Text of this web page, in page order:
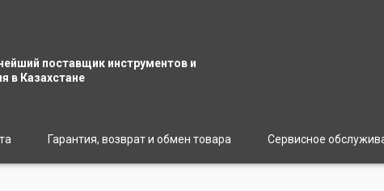
поставщик инструментов и
в Казахстане
Гарантия, возврат и обмен товара Сервисное